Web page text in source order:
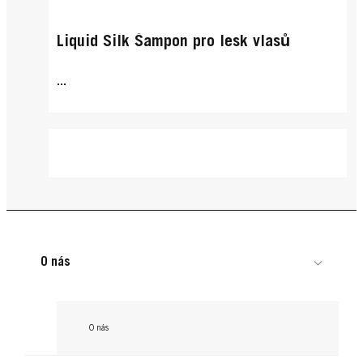
Liquid Silk Šampon pro lesk vlasů
...
O nás
O nás